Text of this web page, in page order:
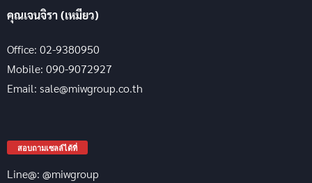
คุณเจนจิรา (เหมียว)
Office: 02-9380950
Mobile: 090-9072927
Email: sale@miwgroup.co.th
สอบถามเซลล์ได้ที่
Line@: @miwgroup